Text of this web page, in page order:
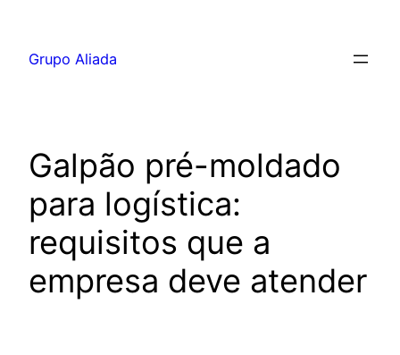
Grupo Aliada
Galpão pré-moldado
para logística:
requisitos que a
empresa deve atender